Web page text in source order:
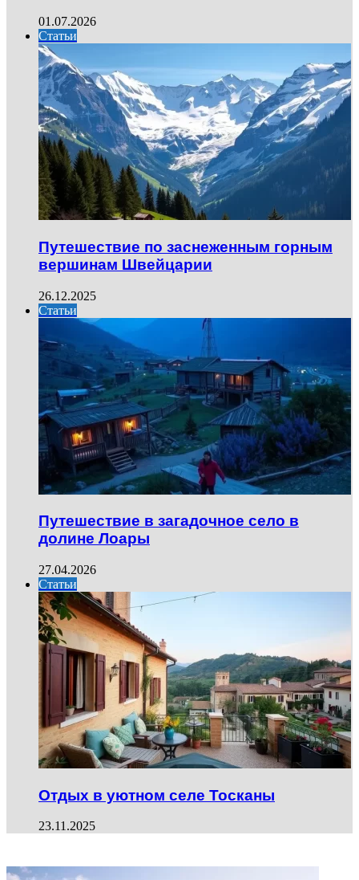
01.07.2026
Статьи
Путешествие по заснеженным горным
вершинам Швейцарии
26.12.2025
Статьи
Путешествие в загадочное село в
долине Лоары
27.04.2026
Статьи
Отдых в уютном селе Тосканы
23.11.2025